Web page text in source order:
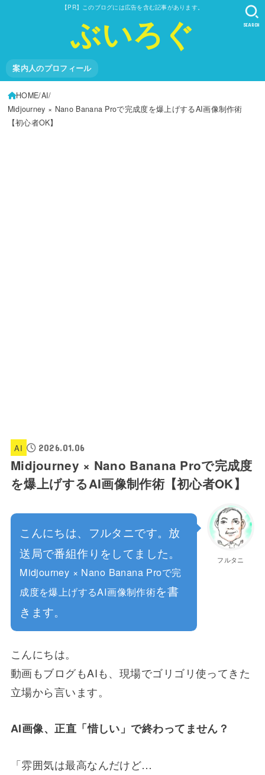
【PR】このブログには広告を含む記事があります。
ぶいろぐ
案内人のプロフィール
SEARCH
HOME AI
Midjourney × Nano Banana Proで完成度を爆上げするAI画像制作術
【初心者OK】
AI 2026.01.06
Midjourney × Nano Banana Proで完成度
を爆上げするAI画像制作術【初心者OK】
フルタニ
こんにちは、フルタニです。放
送局で番組作りをしてました。
Midjourney × Nano Banana Proで完
成度を爆上げするAI画像制作術を書
きます。
こんにちは。
動画もブログもAIも、現場でゴリゴリ使ってきた
立場から言います。
AI画像、正直「惜しい」で終わってません？
「雰囲気は最高なんだけど…